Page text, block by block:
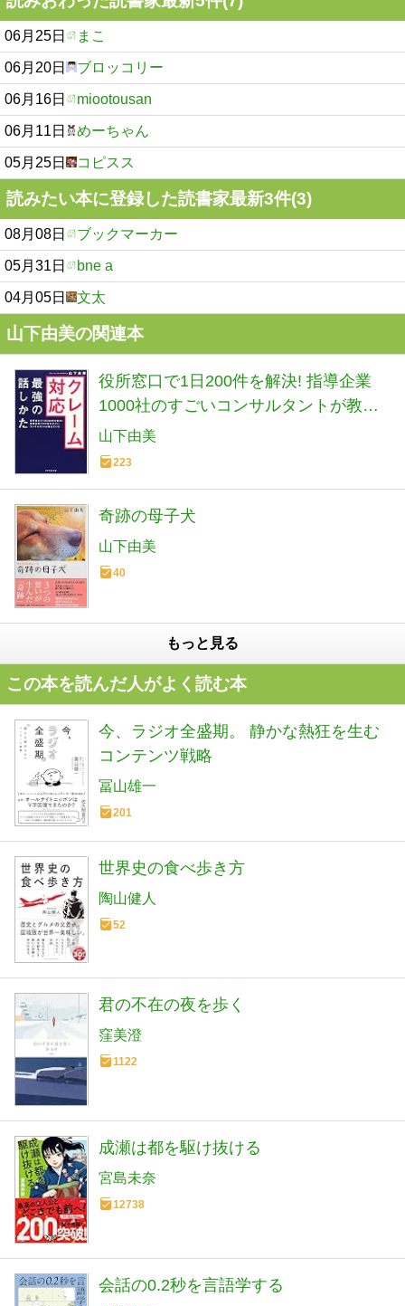
06月25日 まこ
06月20日 ブロッコリー
06月16日 miootousan
06月11日 めーちゃん
05月25日 コピスス
読みたい本に登録した読書家最新3件(3)
08月08日 ブックマーカー
05月31日 bne a
04月05日 文太
山下由美の関連本
役所窓口で1日200件を解決! 指導企業
1000社のすごいコンサルタントが教え
ている クレーム対応 最強の話しかた
山下由美
223
奇跡の母子犬
山下由美
40
もっと見る
この本を読んだ人がよく読む本
今、ラジオ全盛期。 静かな熱狂を生む
コンテンツ戦略
冨山雄一
201
世界史の食べ歩き方
陶山健人
52
君の不在の夜を歩く
窪美澄
1122
成瀬は都を駆け抜ける
宮島未奈
12738
会話の0.2秒を言語学する